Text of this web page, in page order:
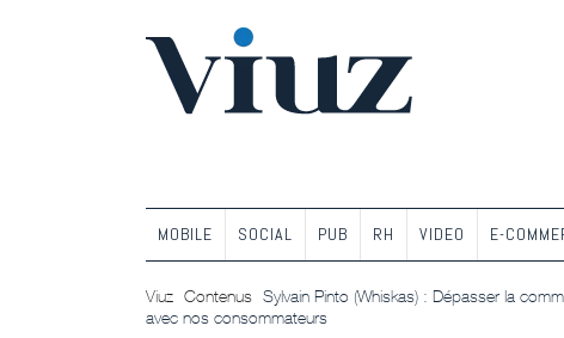
MOBILE SOCIAL PUB RH VIDEO E-
Viuz Contenus Sylvain Pinto (Whiskas) : Dépasser la
avec nos consommateurs